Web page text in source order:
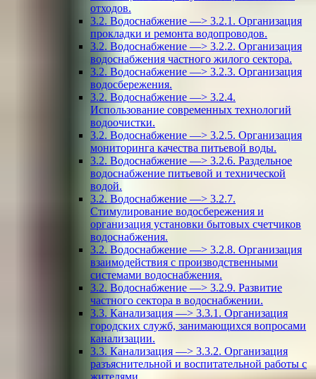
отходов.
3.2. Водоснабжение —> 3.2.1. Организация
прокладки и ремонта водопроводов.
3.2. Водоснабжение —> 3.2.2. Организация
водоснабжения частного жилого сектора.
3.2. Водоснабжение —> 3.2.3. Организация
водосбережения.
3.2. Водоснабжение —> 3.2.4.
Использование современных технологий
водоочистки.
3.2. Водоснабжение —> 3.2.5. Организация
мониторинга качества питьевой воды.
3.2. Водоснабжение —> 3.2.6. Раздельное
водоснабжение питьевой и технической
водой.
3.2. Водоснабжение —> 3.2.7.
Стимулирование водосбережения и
организация установки бытовых счетчиков
водоснабжения.
3.2. Водоснабжение —> 3.2.8. Организация
взаимодействия с производственными
системами водоснабжения.
3.2. Водоснабжение —> 3.2.9. Развитие
частного сектора в водоснабжении.
3.3. Канализация —> 3.3.1. Организация
городских служб, занимающихся вопросами
канализации.
3.3. Канализация —> 3.3.2. Организация
разъяснительной и воспитательной работы с
жителями.